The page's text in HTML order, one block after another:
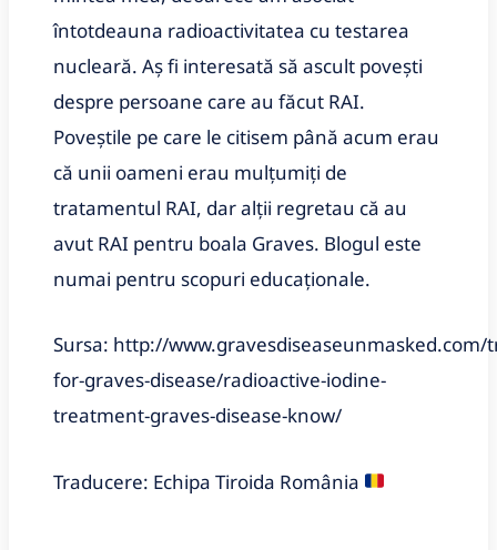
întotdeauna radioactivitatea cu testarea
nucleară. Aș fi interesată să ascult povești
despre persoane care au făcut RAI.
Poveștile pe care le citisem până acum erau
că unii oameni erau mulțumiți de
tratamentul RAI, dar alții regretau că au
avut RAI pentru boala Graves. Blogul este
numai pentru scopuri educaționale.
Sursa: http://www.gravesdiseaseunmasked.com/
for-graves-disease/radioactive-iodine-
treatment-graves-disease-know/
Traducere: Echipa Tiroida România